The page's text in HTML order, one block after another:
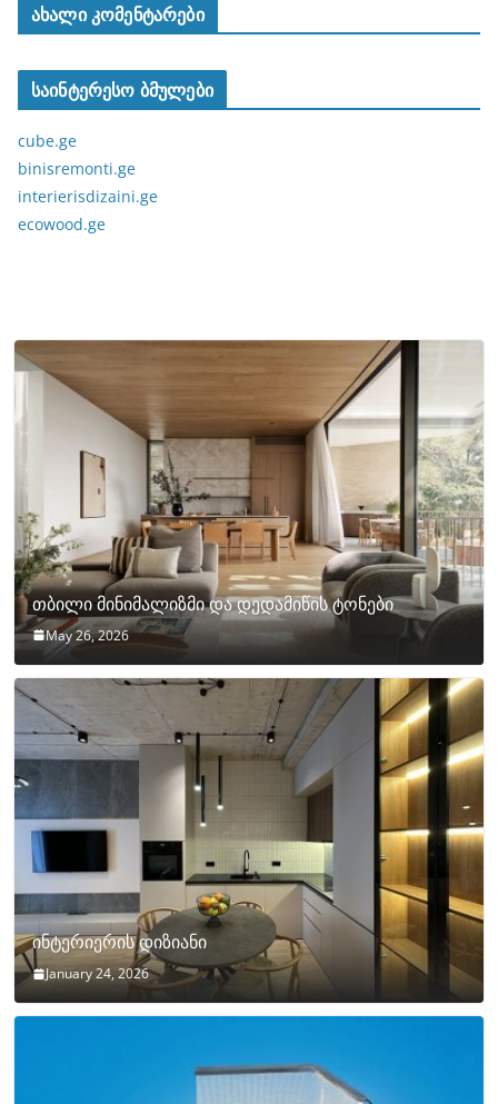
ახალი კომენტარები
საინტერესო ბმულები
cube.ge
binisremonti.ge
interierisdizaini.ge
ecowood.ge
თბილი მინიმალიზმი და დედამიწის ტონები
May 26, 2026
ინტერიერის დიზიანი
January 24, 2026